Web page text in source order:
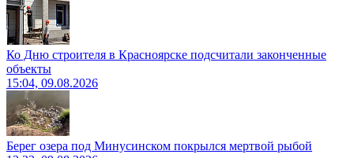
Ко Дню строителя в Красноярске подсчитали законченные
объекты
15:04, 09.08.2026
Берег озера под Минусинском покрылся мертвой рыбой